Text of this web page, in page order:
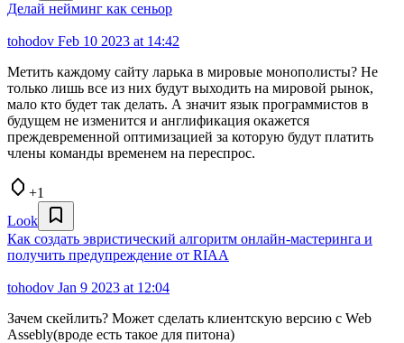
Делай нейминг как сеньор
tohodov Feb 10 2023 at 14:42
Метить каждому сайту ларька в мировые монополисты? Не
только лишь все из них будут выходить на мировой рынок,
мало кто будет так делать. А значит язык программистов в
будущем не изменится и англификация окажется
преждевременной оптимизацией за которую будут платить
члены команды временем на переспрос.
+1
Look
Как создать эвристический алгоритм онлайн-мастеринга и
получить предупреждение от RIAA
tohodov Jan 9 2023 at 12:04
Зачем скейлить? Может сделать клиентскую версию с Web
Assebly(вроде есть такое для питона)